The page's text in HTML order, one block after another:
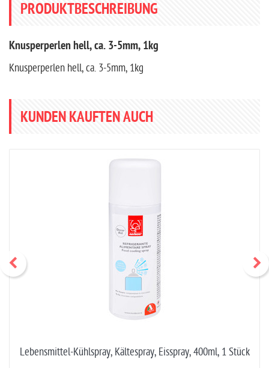
PRODUKTBESCHREIBUNG
Knusperperlen hell, ca. 3-5mm, 1kg
Knusperperlen hell, ca. 3-5mm, 1kg
KUNDEN KAUFTEN AUCH
Lebensmittel-Kühlspray, Kältespray, Eisspray, 400ml, 1 Stück